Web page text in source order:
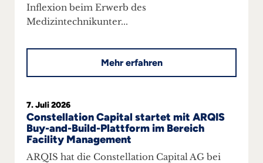
&
Podcasts
Inflexion beim Erwerb des
Medizintechnikunter...
Mehr erfahren
7. Juli 2026
Constellation Capital startet mit ARQIS
Buy-and-Build-Plattform im Bereich
Facility Management
ARQIS hat die Constellation Capital AG bei